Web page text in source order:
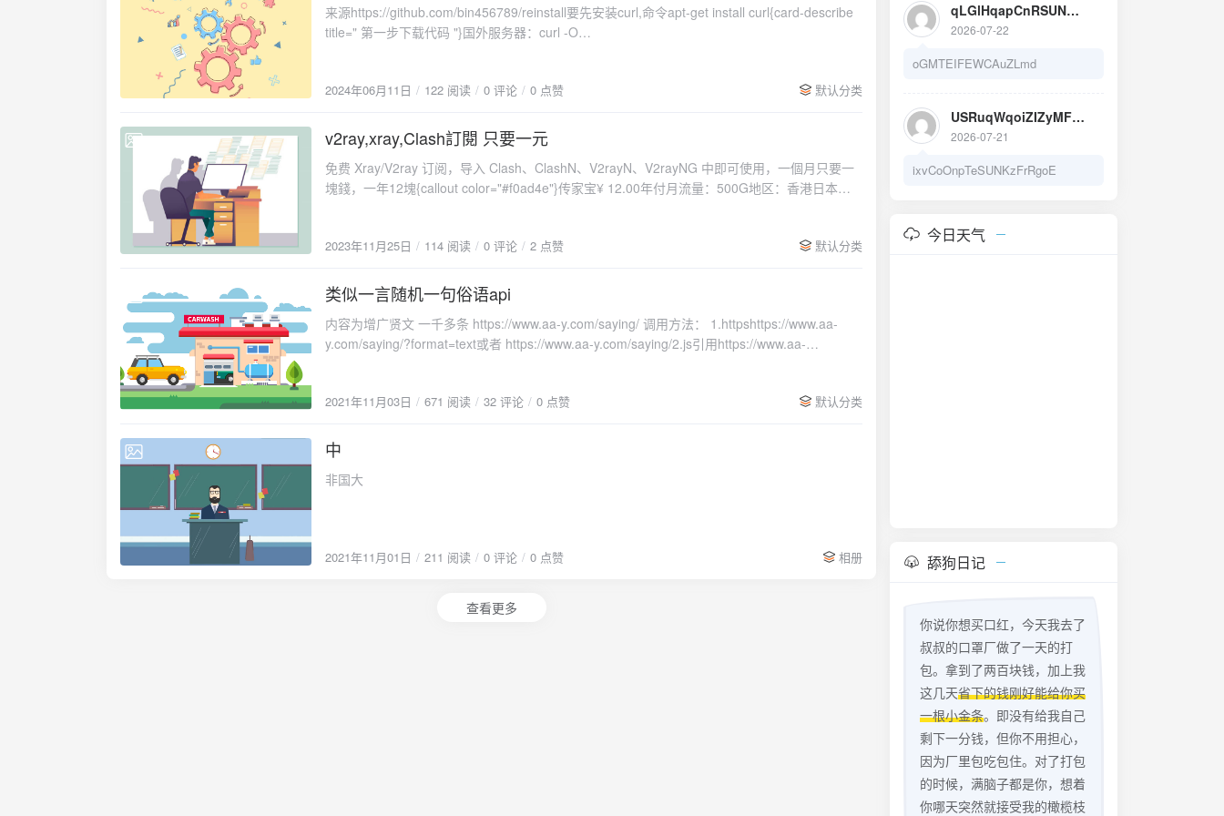
来源https://github.com/bin456789/reinstall要先安装curl,命令apt-get install curl{card-describe
title=" 第一步下载代码 "}国外服务器：curl -O
ll.sh{/card-describe}{card-describe title=" 第二步 安装镜像 "}bash reinstall.sh windows --
title="镜像在这个网站找"}Massgravehttps://massgrave.dev/genuine-installation-media.html
(推荐，iso 来自官方，每月更新，包含最新补丁){/card-describe}{card-describe title="也可以指
定镜像链接"}bash reinstall.sh windows --image-name 'Windows 10 Enterprise LTSC 2021' --
iso 'https://drive.massgrave.dev/en-
ProWindows Server 2022 SERVERDATACENTER{/card-describe}其它注意事项，去看原作者
2024年06月11日 122 阅读 0 评论 0 点赞 默认分类
2023-11-25
v2ray,xray,Clash訂閱 只要一元
免费 Xray/V2ray 订阅，导入 Clash、ClashN、V2rayN、V2rayNG 中即可使用，一個月只要一
塊錢，一年12塊{callout color="#f0ad4e"}传家宝¥ 12.00年付月流量：500G地区：香港日本新
2023年11月25日 114 阅读 0 评论 2 点赞 默认分类
2021-11-03
类似一言随机一句俗语api
内容为增广贤文 一千多条 https://www.aa-y.com/saying/ 调用方法： 1.httpshttps://www.aa-
y.com/saying/?format=text或者 https://www.aa-y.com/saying/2.js引用https://www.aa-
endColor="#1989fa"/}{callout color="#f0ad4e"}2021.11.3新增《菜根谭》、《素书》、《围炉
2021年11月03日 671 阅读 32 评论 0 点赞 默认分类
2021-11-01
中
非国大
2021年11月01日 211 阅读 0 评论 0 点赞 相册
查看更多
qLGlHqapCnRSUNwDYC
2026-07-22
oGMTEIFEWCAuZLmd
USRuqWqoiZIZyMFiAgeb
2026-07-21
ixvCoOnpTeSUNKzFrRgoE
今日天气
舔狗日记
你说你想买口红，今天我去了
叔叔的口罩厂做了一天的打
包。拿到了两百块钱，加上我
这几天省下的钱刚好能给你买
一根小金条。即没有给我自己
剩下一分钱，但你不用担心，
因为厂里包吃包住。对了打包
的时候，满脑子都是你，想着
你哪天突然就接受我的橄榄枝